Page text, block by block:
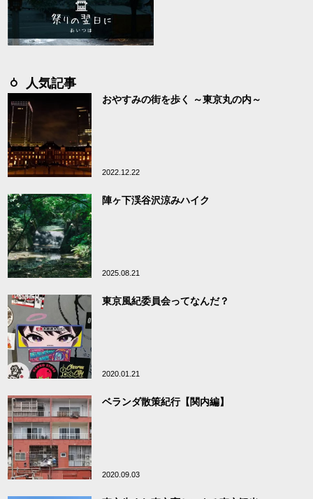
人気記事
おやすみの街を歩く ～東京丸の内～
2022.12.22
陣ヶ下渓谷沢涼みハイク
2025.08.21
東京風紀委員会ってなんだ？
2020.01.21
ベランダ散策紀行【関内編】
2020.09.03